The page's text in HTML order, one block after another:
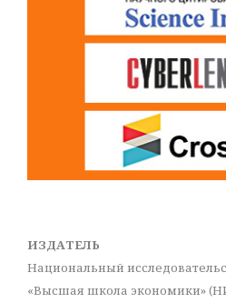
ИЗДАТЕЛЬ
Национальный
«Высшая школа экономики»